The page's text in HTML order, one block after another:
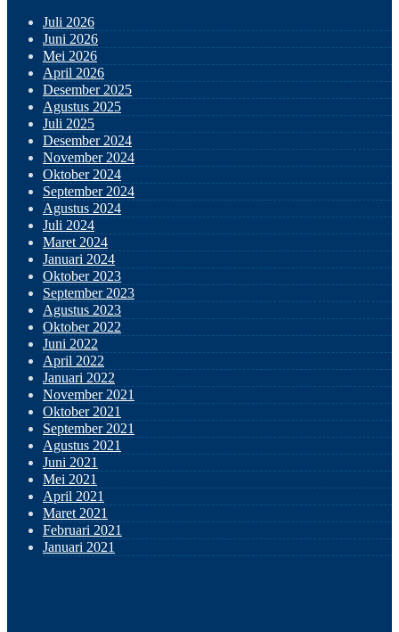
Juli 2026
Juni 2026
Mei 2026
April 2026
Desember 2025
Agustus 2025
Juli 2025
Desember 2024
November 2024
Oktober 2024
September 2024
Agustus 2024
Juli 2024
Maret 2024
Januari 2024
Oktober 2023
September 2023
Agustus 2023
Oktober 2022
Juni 2022
April 2022
Januari 2022
November 2021
Oktober 2021
September 2021
Agustus 2021
Juni 2021
Mei 2021
April 2021
Maret 2021
Februari 2021
Januari 2021